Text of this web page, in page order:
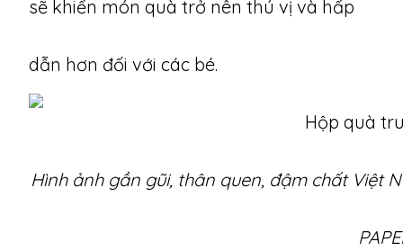
sẽ khiến món quà trở nên thú vị và hấp
dẫn hơn đối với các bé.
Hình ảnh gần gũi, thân quen, đậm chất Việt